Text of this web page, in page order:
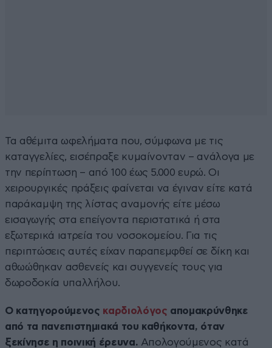
Τα αθέμιτα ωφελήματα που, σύμφωνα με τις
καταγγελίες, εισέπραξε κυμαίνονταν – ανάλογα με
την περίπτωση – από 100 έως 5.000 ευρώ. Οι
χειρουργικές πράξεις φαίνεται να έγιναν είτε κατά
παράκαμψη της λίστας αναμονής είτε μέσω
εισαγωγής στα επείγοντα περιστατικά ή στα
εξωτερικά ιατρεία του νοσοκομείου. Για τις
περιπτώσεις αυτές είχαν παραπεμφθεί σε δίκη και
αθωώθηκαν ασθενείς και συγγενείς τους για
δωροδοκία υπαλλήλου.
Ο κατηγορούμενος καρδιολόγος απομακρύνθηκε
από τα πανεπιστημιακά του καθήκοντα, όταν
ξεκίνησε η ποινική έρευνα. Απολογούμενος κατά